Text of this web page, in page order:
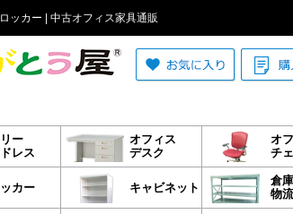
ッカー | 中古オフィス家具通販
ー
レス
オフィス
デスク
オ
チ
カー キャビネット
倉
物